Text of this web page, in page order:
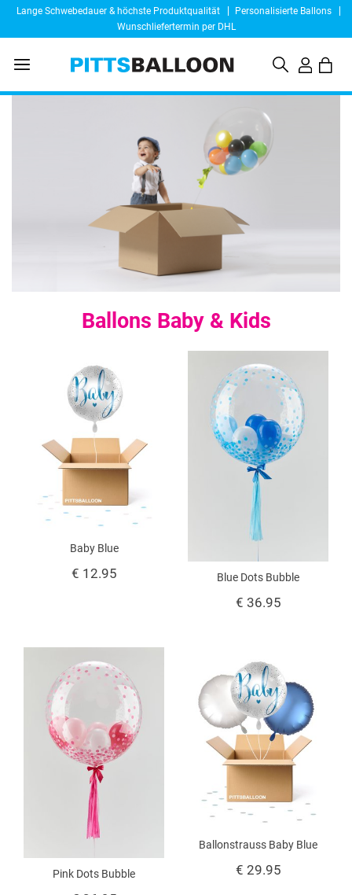
Lange Schwebedauer & höchste Produktqualität
Personalisierte Ballons
Wunschliefertermin per DHL
Ballons Baby & Kids
Baby Blue
€ 12.95 Blue Dots Bubble
€ 36.95
Ballonstrauss Baby Blue
€ 29.95
Pink Dots Bubble